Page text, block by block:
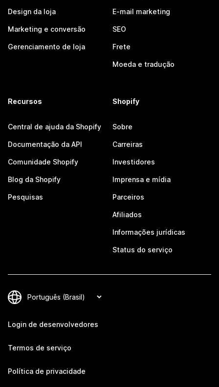
Design da loja
Marketing e conversão
Gerenciamento de loja
E-mail marketing
SEO
Frete
Moeda e tradução
Recursos
Central de ajuda da Shopify
Documentação da API
Comunidade Shopify
Blog da Shopify
Pesquisas
Shopify
Sobre
Carreiras
Investidores
Imprensa e mídia
Parceiros
Afiliados
Informações jurídicas
Status do serviço
Login de desenvolvedores
Termos de serviço
Política de privacidade